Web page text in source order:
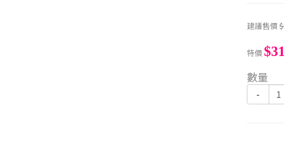
建議售價
特價
數量
-